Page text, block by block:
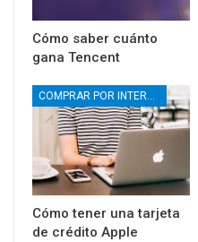
Cómo saber cuánto
gana Tencent
COMPRAR POR INTERNET
Cómo tener una tarjeta
de crédito Apple